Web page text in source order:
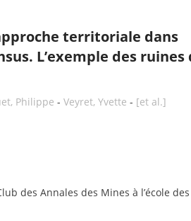
territoriale dans
L’exemple des ruines
Philippe - Veyret, Yvette - [et al.]
des Annales des Mines à l’école